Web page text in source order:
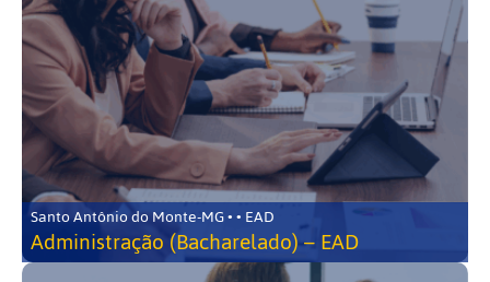
Santo Antônio do Monte-MG • • EAD
Administração (Bacharelado) – EAD